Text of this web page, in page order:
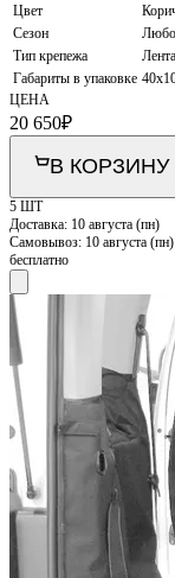
Цвет
Сезон
Тип крепежа
Габариты в упаковке
ЦЕНА
20 650₽
В КОРЗИНУ
5 ШТ
Доставка: 10 августа (пн)
Самовывоз: 10 августа (пн)
бесплатно